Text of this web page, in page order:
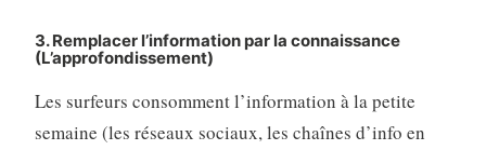
3. Remplacer l’information par la connaissance
(L’approfondissement)
Les surfeurs consomment l’information à la petite
semaine (les réseaux sociaux, les chaînes d’info en